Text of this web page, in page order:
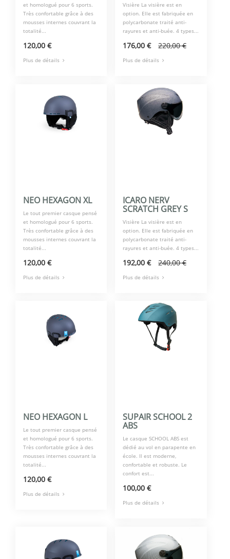
et homologué pour 6 sports.
Très confortable grâce à des
mousses internes couvrant la
totalité...
120,00 €
Plus de détails
Visière La visière est en
option. Elle est fabriquée en
polycarbonate traité anti-
rayures et anti-buée. 4 types...
176,00 € 220,00 €
Plus de détails
NEO HEXAGON XL
Le tout premier casque pensé
et homologué pour 6 sports.
Très confortable grâce à des
mousses internes couvrant la
totalité...
120,00 €
Plus de détails
ICARO NERV
SCRATCH GREY S
Visière La visière est en
option. Elle est fabriquée en
polycarbonate traité anti-
rayures et anti-buée. 4 types...
192,00 € 240,00 €
Plus de détails
NEO HEXAGON L
Le tout premier casque pensé
et homologué pour 6 sports.
Très confortable grâce à des
mousses internes couvrant la
totalité...
120,00 €
Plus de détails
SUPAIR SCHOOL 2
ABS
Le casque SCHOOL ABS est
dédié au vol en parapente en
école. Il est moderne,
confortable et robuste. Le
confort est...
100,00 €
Plus de détails